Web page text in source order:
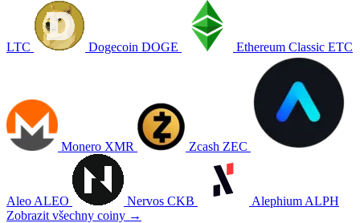
LTC Dogecoin DOGE Ethereum Classic ETC
Monero XMR Zcash ZEC
Aleo ALEO Nervos CKB Alephium ALPH
Zobrazit všechny coiny →